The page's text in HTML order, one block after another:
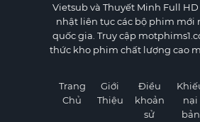
Vietsub và Thuyết Minh Full
nhật liên tục các bộ phim mới
quốc gia. Truy cập
thức kho phim chất lượng cao
Trang
Chủ
Giới
Thiệu
Điều
khoản
sử
nại
bản